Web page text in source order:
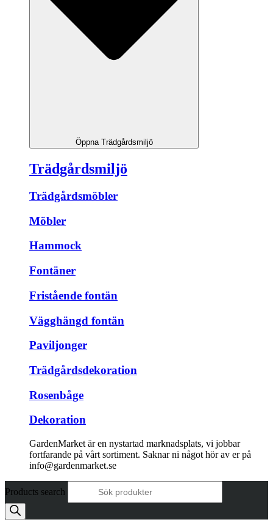
Öppna Trädgårdsmiljö
Trädgårdsmiljö
Trädgårdsmöbler
Möbler
Hammock
Fontäner
Fristående fontän
Vägghängd fontän
Paviljonger
Trädgårdsdekoration
Rosenbåge
Dekoration
GardenMarket är en nystartad marknadsplats, vi jobbar
fortfarande på vårt sortiment. Saknar ni något hör av er på
info@gardenmarket.se
Products search